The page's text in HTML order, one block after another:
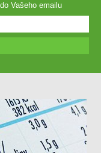
Vašeho emailu